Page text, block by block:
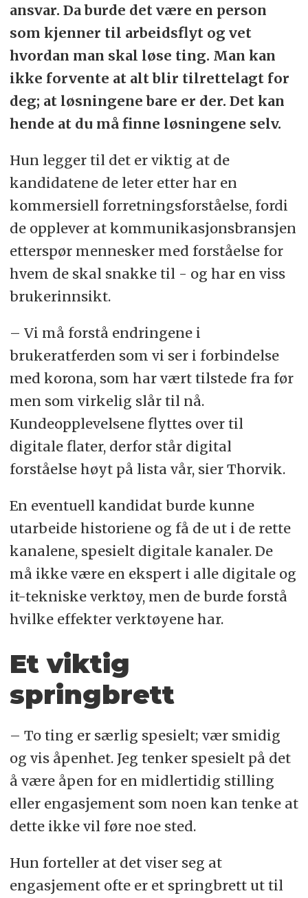
ansvar. Da burde det være en person
som kjenner til arbeidsflyt og vet
hvordan man skal løse ting. Man kan
ikke forvente at alt blir tilrettelagt for
deg; at løsningene bare er der. Det kan
hende at du må finne løsningene selv.
Hun legger til det er viktig at de
kandidatene de leter etter har en
kommersiell forretningsforståelse, fordi
de opplever at kommunikasjonsbransjen
etterspør mennesker med forståelse for
hvem de skal snakke til - og har en viss
brukerinnsikt.
– Vi må forstå endringene i
brukeratferden som vi ser i forbindelse
med korona, som har vært tilstede fra før
men som virkelig slår til nå.
Kundeopplevelsene flyttes over til
digitale flater, derfor står digital
forståelse høyt på lista vår, sier Thorvik.
En eventuell kandidat burde kunne
utarbeide historiene og få de ut i de rette
kanalene, spesielt digitale kanaler. De
må ikke være en ekspert i alle digitale og
it-tekniske verktøy, men de burde forstå
hvilke effekter verktøyene har.
Et viktig
springbrett
– To ting er særlig spesielt; vær smidig
og vis åpenhet. Jeg tenker spesielt på det
å være åpen for en midlertidig stilling
eller engasjement som noen kan tenke at
dette ikke vil føre noe sted.
Hun forteller at det viser seg at
engasjement ofte er et springbrett ut til